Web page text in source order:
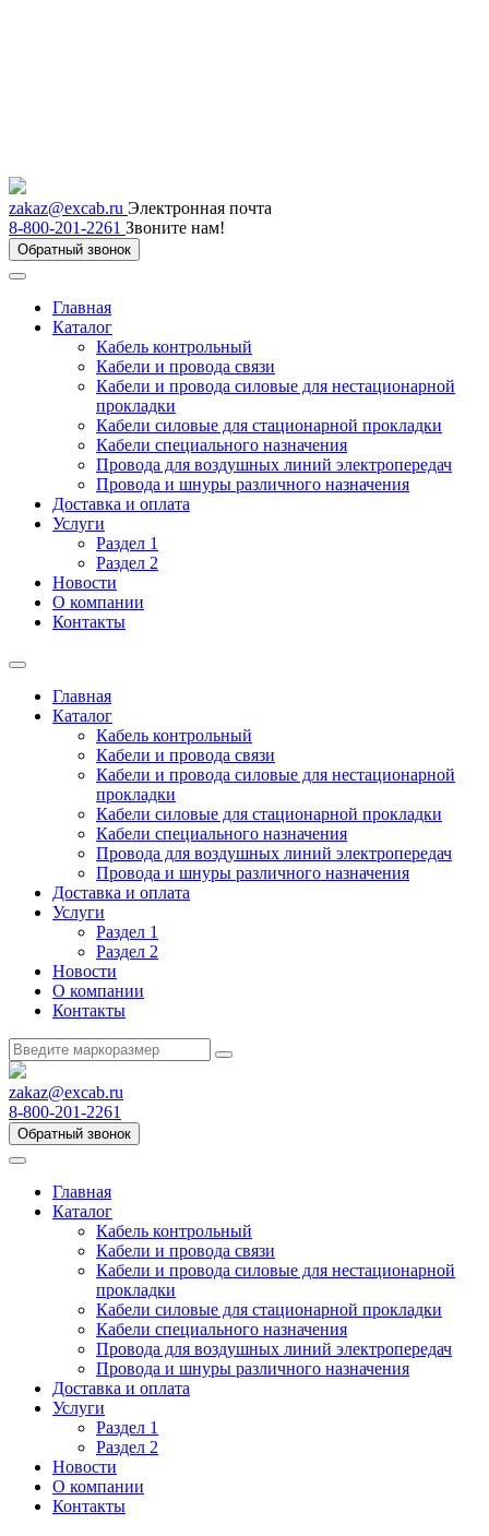
zakaz@excab.ru Электронная почта
8-800-201-2261 Звоните нам!
Обратный звонок
Главная
Каталог
Кабель контрольный
Кабели и провода связи
Кабели и провода силовые для нестационарной
прокладки
Кабели силовые для стационарной прокладки
Кабели специального назначения
Провода для воздушных линий электропередач
Провода и шнуры различного назначения
Доставка и оплата
Услуги
Раздел 1
Раздел 2
Новости
О компании
Контакты
Главная
Каталог
Кабель контрольный
Кабели и провода связи
Кабели и провода силовые для нестационарной
прокладки
Кабели силовые для стационарной прокладки
Кабели специального назначения
Провода для воздушных линий электропередач
Провода и шнуры различного назначения
Доставка и оплата
Услуги
Раздел 1
Раздел 2
Новости
О компании
Контакты
zakaz@excab.ru
8-800-201-2261
Обратный звонок
Главная
Каталог
Кабель контрольный
Кабели и провода связи
Кабели и провода силовые для нестационарной
прокладки
Кабели силовые для стационарной прокладки
Кабели специального назначения
Провода для воздушных линий электропередач
Провода и шнуры различного назначения
Доставка и оплата
Услуги
Раздел 1
Раздел 2
Новости
О компании
Контакты